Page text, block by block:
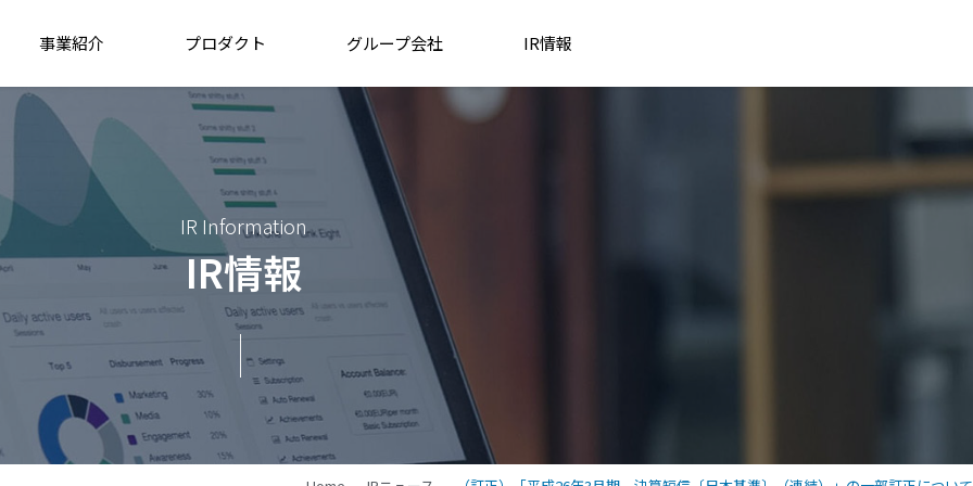
事業紹介 プロダクト グループ会社 IR情報
IR Information
IR情報